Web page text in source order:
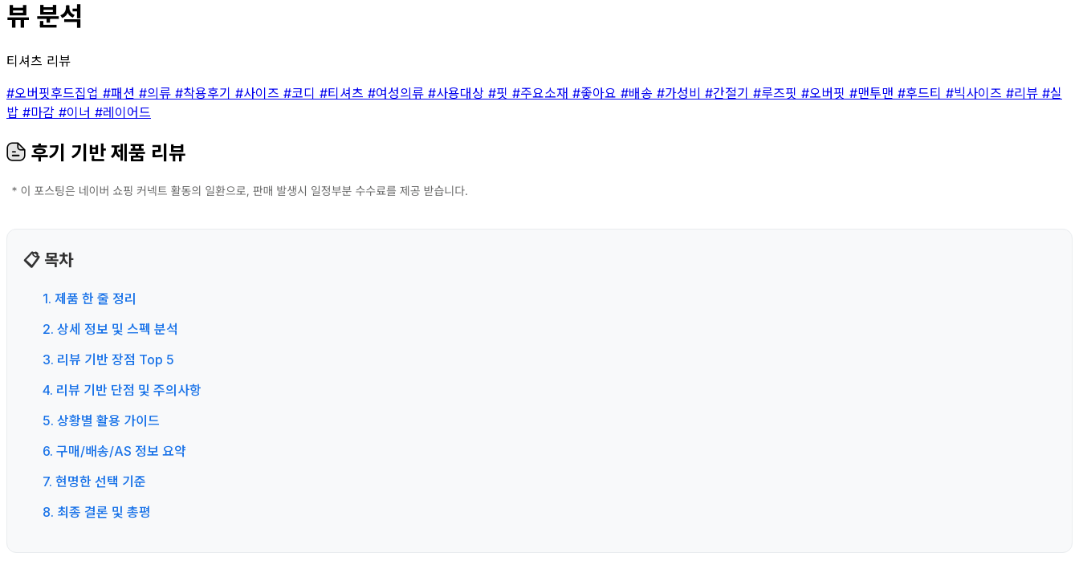
뷰 분석
티셔츠 리뷰
#오버핏후드집업 #패션 #의류 #착용후기 #사이즈 #코디 #티셔츠 #여성의류 #사용대상 #핏 #주요소재 #좋아요 #배송 #가성비 #간절기 #루즈핏 #오버핏 #맨투맨 #후드티 #빅사이즈 #리뷰 #실
밥 #마감 #이너 #레이어드
후기 기반 제품 리뷰
📋 목차
1. 제품 한 줄 정리
2. 상세 정보 및 스펙 분석
3. 리뷰 기반 장점 Top 5
4. 리뷰 기반 단점 및 주의사항
5. 상황별 활용 가이드
6. 구매/배송/AS 정보 요약
7. 현명한 선택 기준
8. 최종 결론 및 총평